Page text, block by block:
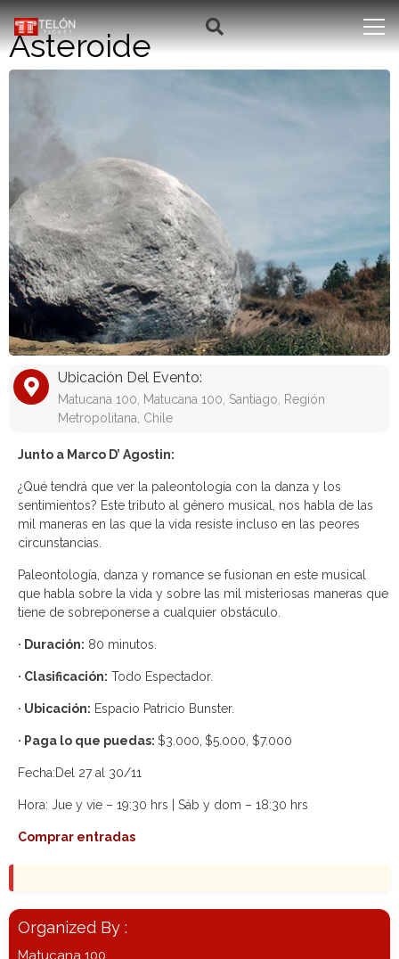
Asteroide
Ubicación Del Evento:
Matucana 100, Matucana 100, Santiago, Región
Metropolitana, Chile
Junto a Marco D’ Agostin:
¿Qué tendrá que ver la paleontología con la danza y los
sentimientos? Este tributo al género musical, nos habla de las
mil maneras en las que la vida resiste incluso en las peores
circunstancias.
Paleontología, danza y romance se fusionan en este musical
que habla sobre la vida y sobre las mil misteriosas maneras que
tiene de sobreponerse a cualquier obstáculo.
· Duración: 80 minutos.
· Clasificación: Todo Espectador.
· Ubicación: Espacio Patricio Bunster.
· Paga lo que puedas: $3.000, $5.000, $7.000
Fecha:Del 27 al 30/11
Hora: Jue y vie – 19:30 hrs | Sáb y dom – 18:30 hrs
Comprar entradas
Organized By :
Matucana 100